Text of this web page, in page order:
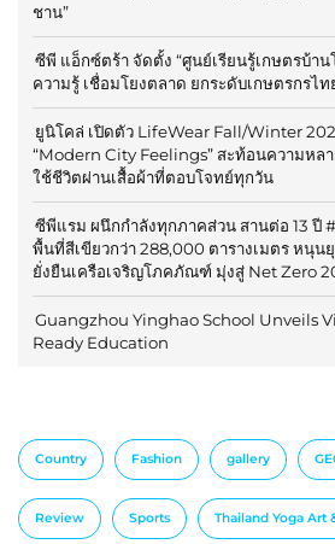
ชาน”
ซีพี แอ็กซ์ตร้า จัดตั้ง “ศูนย์เรียนรู้เกษตรบ้าน
ความรู้ เชื่อมโยงตลาด ยกระดับเกษตรกรไ
ยูนิโคล่ เปิดตัว LifeWear Fall/Winter
“Modern City Feelings” สะท้อนความหล
ใช้ชีวิตผ่านเสื้อผ้าที่ตอบโจทย์ทุกวัน
ซีพีแรม ผนึกกำลังทุกภาคส่วน สานต่อ 13 ปี
พื้นที่สีเขียวกว่า 288,000 ตารางเมตร หนุน
ยั่งยืนเครือเจริญโภคภัณฑ์ มุ่งสู่ Net Zero
Guangzhou Yinghao School Unveils
Ready Education
Country Fashion gallery
Review Sports Thailand Yoga Art